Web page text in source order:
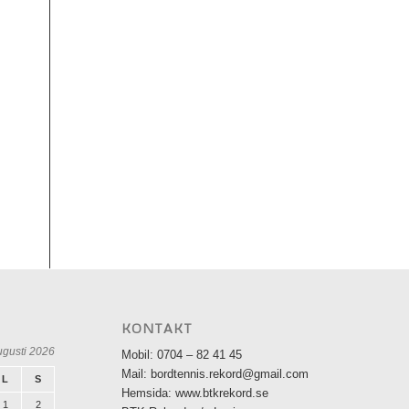
2026
L S
1 2
KONTAKT
Mobil: 0704 – 82 41 45
Mail: bordtennis.rekord@gmail.com
Hemsida: www.btkrekord.se